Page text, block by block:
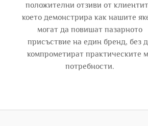
положителни отзиви от
което демонстрира как нашите
могат да повишат пазарното
присъствие на един бренд, без
компрометират практическите
потребности.